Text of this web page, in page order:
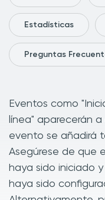
Estadísticas
Preguntas
Eventos como
línea" aparecerán
evento se añadirá
Asegúrese de que
haya sido iniciado
haya sido